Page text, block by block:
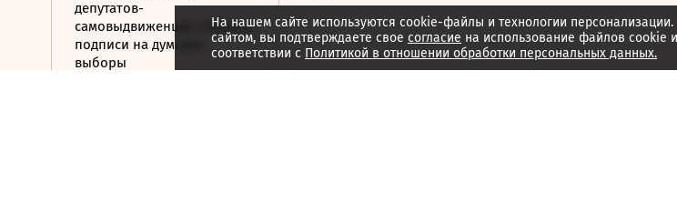
депутатов-
самовыдвиженцев собрали
подписи на думские
выборы
На нашем сайте используются cookie-файлы и технологии
сайтом, вы подтверждаете свое согласие на использование файлов cookie
соответствии с Политикой в отношении обработки персональных данных.